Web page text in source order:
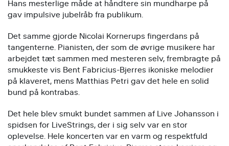
Hans mesterlige måde at håndtere sin mundharpe på
gav impulsive jubelråb fra publikum.
Det samme gjorde Nicolai Kornerups fingerdans på
tangenterne. Pianisten, der som de øvrige musikere har
arbejdet tæt sammen med mesteren selv, frembragte på
smukkeste vis Bent Fabricius-Bjerres ikoniske melodier
på klaveret, mens Matthias Petri gav det hele en solid
bund på kontrabas.
Det hele blev smukt bundet sammen af Live Johansson i
spidsen for LiveStrings, der i sig selv var en stor
oplevelse. Hele koncerten var en varm og respektfuld